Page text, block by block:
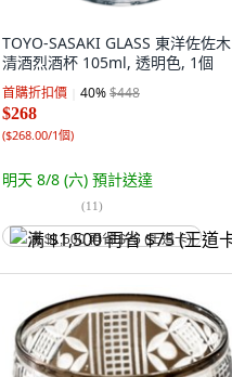
TOYO-SASAKI GLASS 東洋佐佐木
清酒烈酒杯 105ml, 透明色, 1個
首購折扣價 40%$448
$268
($268.00/1個)
明天 8/8 (六) 預計送達
(11)
满 $1,500 再省 $75 (王道卡)